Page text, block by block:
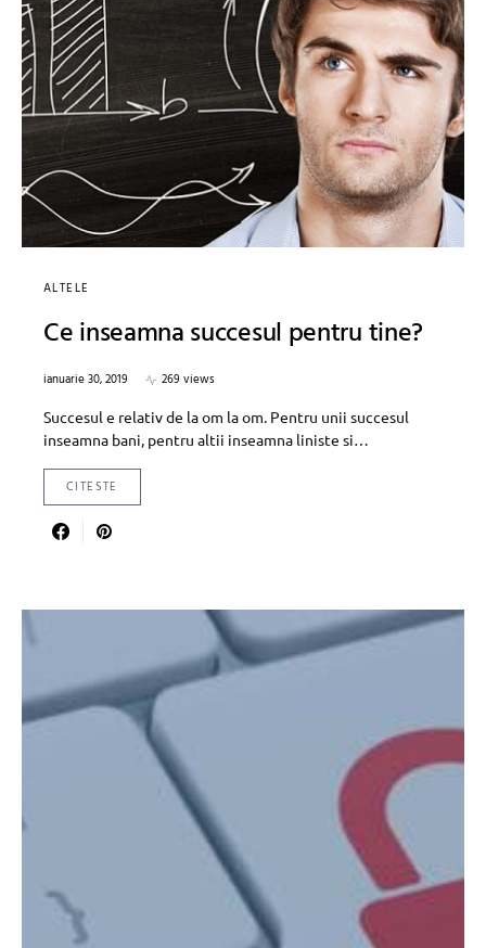
ALTELE
Ce inseamna succesul pentru tine?
ianuarie 30, 2019
269 views
Succesul e relativ de la om la om. Pentru unii succesul
inseamna bani, pentru altii inseamna liniste si…
CITESTE